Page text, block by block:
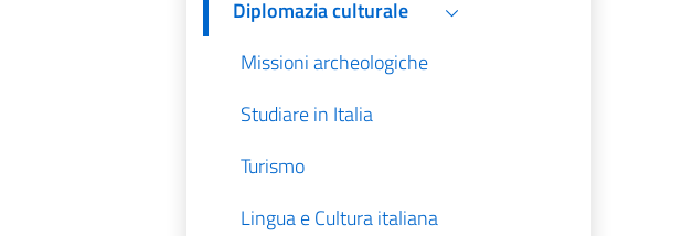
Diplomazia culturale
Missioni archeologiche
Studiare in Italia
Turismo
Lingua e Cultura italiana